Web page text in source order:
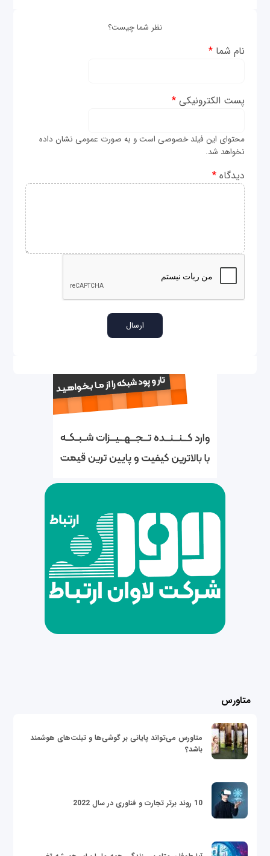
نظر شما چیست؟
نام شما*
پست الکترونیکی*
محتوای این فیلد خصوصی است و به صورت عمومی نشان داده
نخواهد شد.
دیدگاه*
متاورس
متاورس می‌تواند پایانی بر گوشی‌ها و تبلت‌های هوشمند
باشد؟
10 روند برتر تجارت و فناوری در سال 2022